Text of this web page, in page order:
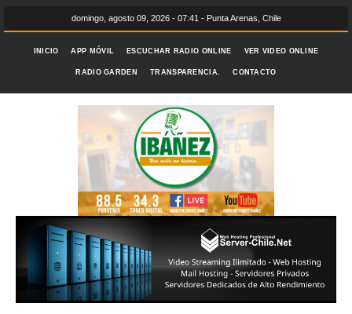
domingo, agosto 09, 2026 - 07:41 - Punta Arenas, Chile
INICIO APP MÓVIL ESCUCHAR RADIO ONLINE VER VIDEO ONLINE
RADIO GARDEN TRANSPARENCIA. CONTACTO